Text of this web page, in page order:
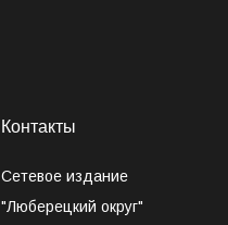
Контакты
Сетевое издание
"Люберецкий округ"